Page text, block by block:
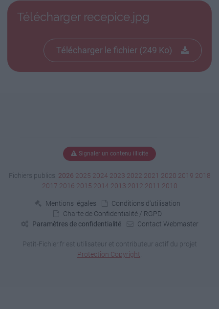
Télécharger recepice.jpg
Télécharger le fichier (249 Ko)
Signaler un contenu illicite
Fichiers publics: 2026 2025 2024 2023 2022 2021 2020 2019 2018
2017 2016 2015 2014 2013 2012 2011 2010
Mentions légales
Conditions d'utilisation
Charte de Confidentialité / RGPD
Paramètres de confidentialité
Contact Webmaster
Petit-Fichier.fr est utilisateur et contributeur actif du projet
Protection Copyright